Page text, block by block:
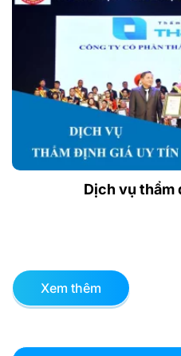
Dịch vụ thẩm
Xem thêm